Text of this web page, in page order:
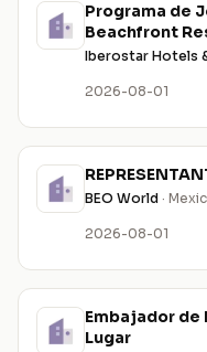
Programa de
Beachfront
Iberostar Hotels
2026-08-01
BEO World ·
2026-08-01
Embajador de
Lugar